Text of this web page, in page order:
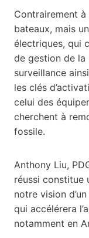
Contrairement
bateaux, mais
électriques, qui
de gestion de
surveillance
les clés
celui des
cherchent à
fossile.
Anthony Liu,
réussi constitue
notre vision
qui accélérera
notamment en